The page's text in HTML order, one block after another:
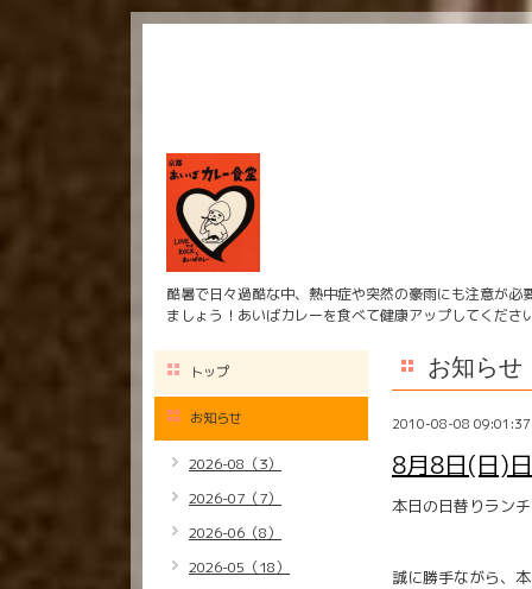
酷暑で日々過酷な中、熱中症や突然の豪雨にも注意が
ましょう！あいばカレーを食べて健康アップしてくださ
お知らせ
2010-08-08 09:01:37
8月8日(日)
本日の日替りラン
誠に勝手ながら、
トップ
お知らせ
2026-08（3）
2026-07（7）
2026-06（8）
2026-05（18）